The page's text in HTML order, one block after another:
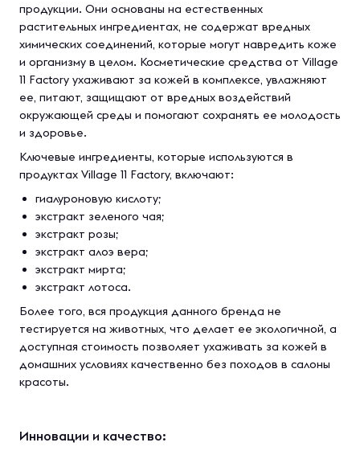
продукции. Они основаны на естественных
растительных ингредиентах, не содержат вредных
химических соединений, которые могут навредить коже
и организму в целом. Косметические средства от Village
11 Factory ухаживают за кожей в комплексе, увлажняют
ее, питают, защищают от вредных воздействий
окружающей среды и помогают сохранять ее молодость
и здоровье.
Ключевые ингредиенты, которые используются в
продуктах Village 11 Factory, включают:
гиалуроновую кислоту;
экстракт зеленого чая;
экстракт розы;
экстракт алоэ вера;
экстракт мирта;
экстракт лотоса.
Более того, вся продукция данного бренда не
тестируется на животных, что делает ее экологичной, а
доступная стоимость позволяет ухаживать за кожей в
домашних условиях качественно без походов в салоны
красоты.
Инновации и качество: